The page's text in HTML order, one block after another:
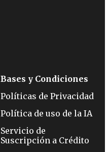
Bases y Condiciones
Políticas de Privacidad
Política de uso de la IA
Servicio de
Suscripción a Crédito